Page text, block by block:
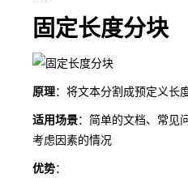
固定长度分块
原理：将文本分割成预定义长
适用场景：简单的文档、常见
考虑因素的情况
优势：